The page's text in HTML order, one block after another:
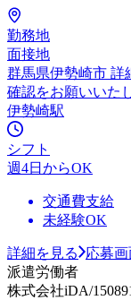
勤務地
面接地
群馬県伊勢崎市 詳
確認をお願いいた
伊勢崎駅
シフト
週4日からOK
交通費支給
未経験OK
詳細を見る
応募
派遣労働者
株式会社iDA/